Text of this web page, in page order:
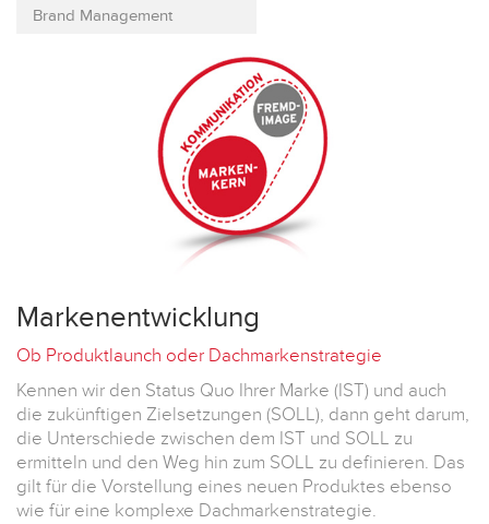
Brand Management
Markenentwicklung
Ob Produktlaunch oder Dachmarkenstrategie
Kennen wir den Status Quo Ihrer Marke (IST) und auch
die zukünftigen Zielsetzungen (SOLL), dann geht darum,
die Unterschiede zwischen dem IST und SOLL zu
ermitteln und den Weg hin zum SOLL zu definieren. Das
gilt für die Vorstellung eines neuen Produktes ebenso
wie für eine komplexe Dachmarkenstrategie.